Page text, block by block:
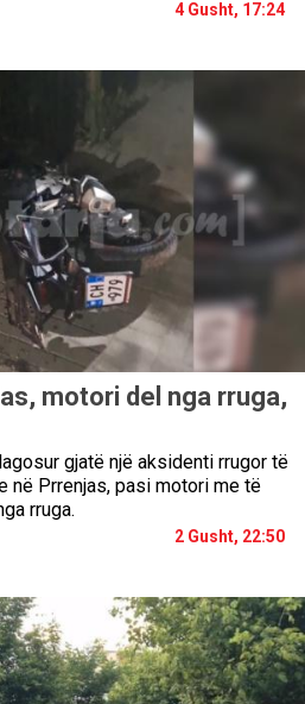
4 Gusht, 17:24
motori del nga rruga,
gjatë një aksidenti rrugor të
në Prrenjas, pasi motori me të
rruga.
2 Gusht, 22:50